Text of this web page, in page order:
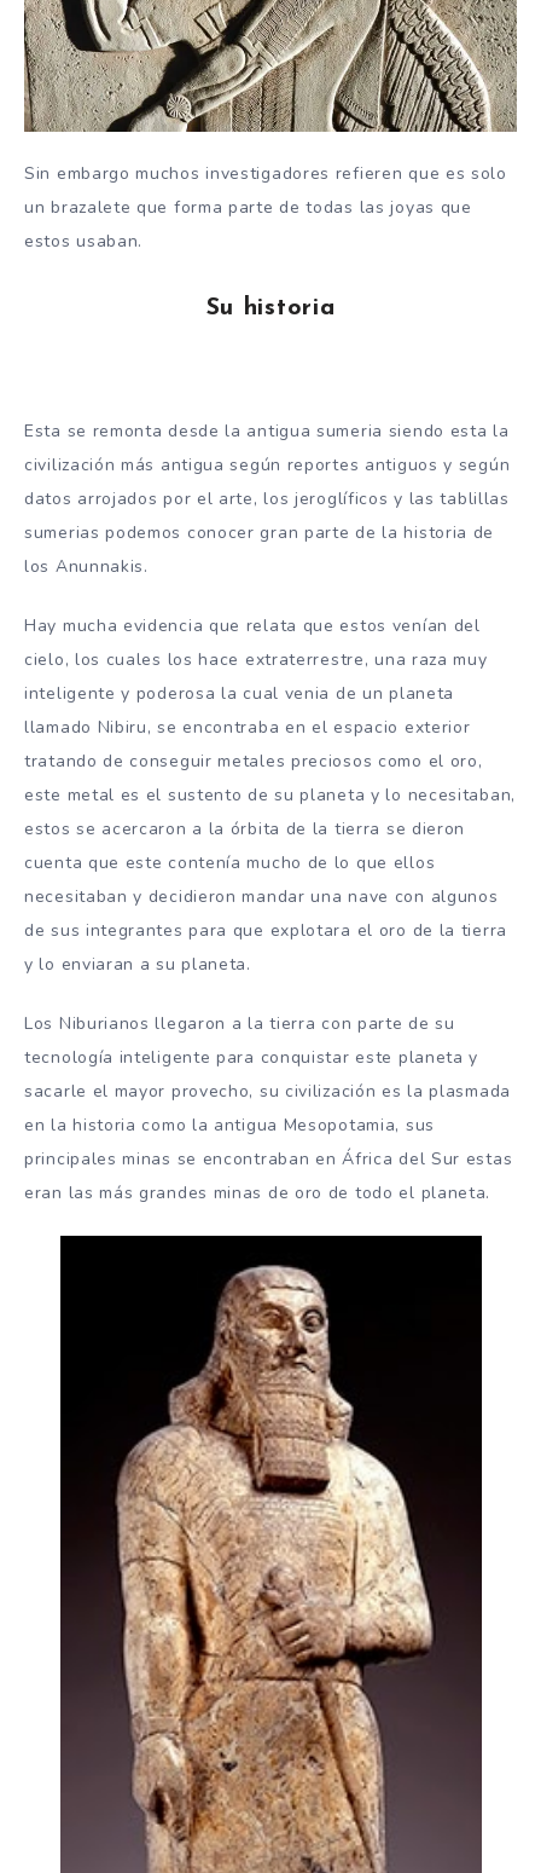
Sin embargo muchos investigadores refieren que es solo
un brazalete que forma parte de todas las joyas que
estos usaban.
Su historia
Esta se remonta desde la antigua sumeria siendo esta la
civilización más antigua según reportes antiguos y según
datos arrojados por el arte, los jeroglíficos y las tablillas
sumerias podemos conocer gran parte de la historia de
los Anunnakis.
Hay mucha evidencia que relata que estos venían del
cielo, los cuales los hace extraterrestre, una raza muy
inteligente y poderosa la cual venia de un planeta
llamado Nibiru, se encontraba en el espacio exterior
tratando de conseguir metales preciosos como el oro,
este metal es el sustento de su planeta y lo necesitaban,
estos se acercaron a la órbita de la tierra se dieron
cuenta que este contenía mucho de lo que ellos
necesitaban y decidieron mandar una nave con algunos
de sus integrantes para que explotara el oro de la tierra
y lo enviaran a su planeta.
Los Niburianos llegaron a la tierra con parte de su
tecnología inteligente para conquistar este planeta y
sacarle el mayor provecho, su civilización es la plasmada
en la historia como la antigua Mesopotamia, sus
principales minas se encontraban en África del Sur estas
eran las más grandes minas de oro de todo el planeta.